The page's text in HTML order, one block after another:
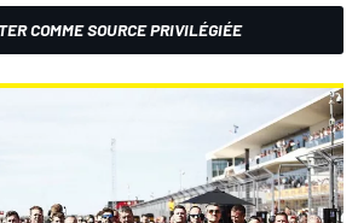
COMME SOURCE PRIVILÉGIÉE